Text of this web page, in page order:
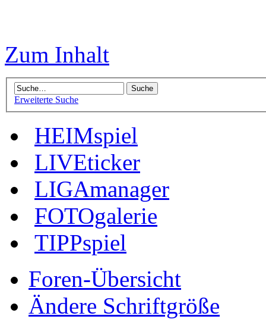
Zum Inhalt
Erweiterte Suche
HEIMspiel
LIVEticker
LIGAmanager
FOTOgalerie
TIPPspiel
Foren-Übersicht
Ändere Schriftgröße